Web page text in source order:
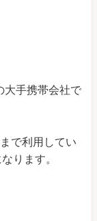
大手携帯会社で
で利用してい
ります。